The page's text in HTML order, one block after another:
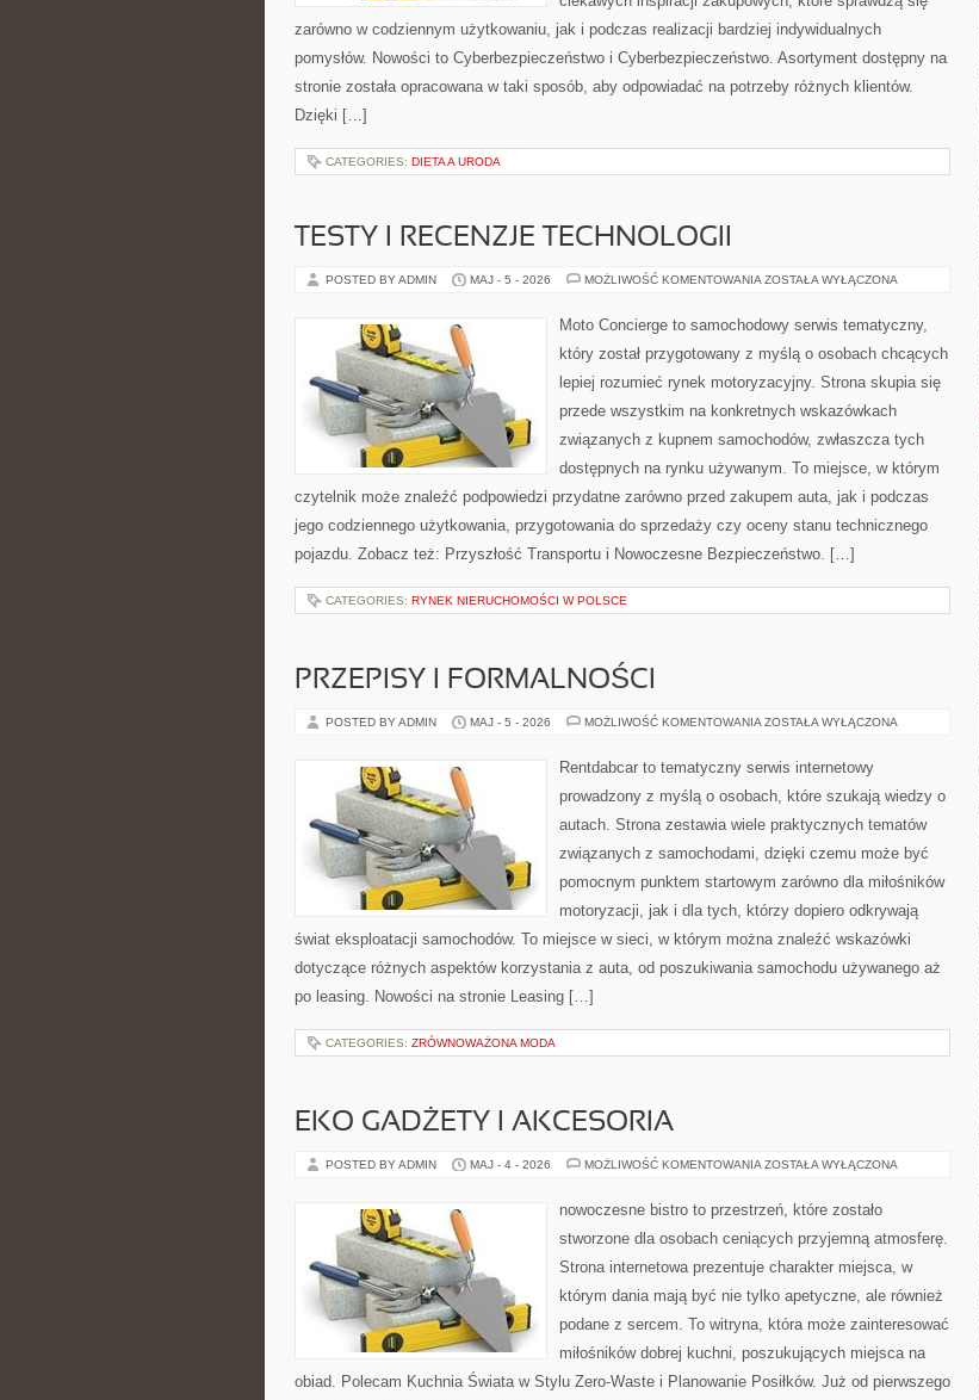
zarówno w codziennym użytkowaniu, jak i podczas realizacji bardziej indywidualnych
pomysłów. Nowości to Cyberbezpieczeństwo i Cyberbezpieczeństwo. Asortyment dostępny na
stronie została opracowana w taki sposób, aby odpowiadać na potrzeby różnych klientów.
Dzięki […]
CATEGORIES: DIETA A URODA
TESTY I RECENZJE TECHNOLOGII
POSTED BY ADMIN MAJ - 5 - 2026 MOŻLIWOŚĆ KOMENTOWANIA TESTY
TECHNOLOGII
ZOSTAŁA WYŁĄCZONA
Moto Concierge to samochodowy serwis tematyczny,
który został przygotowany z myślą o osobach chcących
lepiej rozumieć rynek motoryzacyjny. Strona skupia się
przede wszystkim na konkretnych wskazówkach
związanych z kupnem samochodów, zwłaszcza tych
dostępnych na rynku używanym. To miejsce, w którym
czytelnik może znaleźć podpowiedzi przydatne zarówno przed zakupem auta, jak i podczas
jego codziennego użytkowania, przygotowania do sprzedaży czy oceny stanu technicznego
pojazdu. Zobacz też: Przyszłość Transportu i Nowoczesne Bezpieczeństwo. […]
CATEGORIES: RYNEK NIERUCHOMOŚCI W POLSCE
PRZEPISY I FORMALNOŚCI
POSTED BY ADMIN MAJ - 5 - 2026 MOŻLIWOŚĆ KOMENTOWANIA PRZEPISY
ZOSTAŁA WYŁĄCZONA
Rentdabcar to tematyczny serwis internetowy
prowadzony z myślą o osobach, które szukają wiedzy o
autach. Strona zestawia wiele praktycznych tematów
związanych z samochodami, dzięki czemu może być
pomocnym punktem startowym zarówno dla miłośników
motoryzacji, jak i dla tych, którzy dopiero odkrywają
świat eksploatacji samochodów. To miejsce w sieci, w którym można znaleźć wskazówki
dotyczące różnych aspektów korzystania z auta, od poszukiwania samochodu używanego aż
po leasing. Nowości na stronie Leasing […]
CATEGORIES: ZRÓWNOWAŻONA MODA
EKO GADŻETY I AKCESORIA
POSTED BY ADMIN MAJ - 4 - 2026 MOŻLIWOŚĆ KOMENTOWANIA EKO
AKCESORIA
ZOSTAŁA WYŁĄCZONA
nowoczesne bistro to przestrzeń, które zostało
stworzone dla osobach ceniących przyjemną atmosferę.
Strona internetowa prezentuje charakter miejsca, w
którym dania mają być nie tylko apetyczne, ale również
podane z sercem. To witryna, która może zainteresować
miłośników dobrej kuchni, poszukujących miejsca na
obiad. Polecam Kuchnia Świata w Stylu Zero-Waste i Planowanie Posiłków. Już od pierwszego